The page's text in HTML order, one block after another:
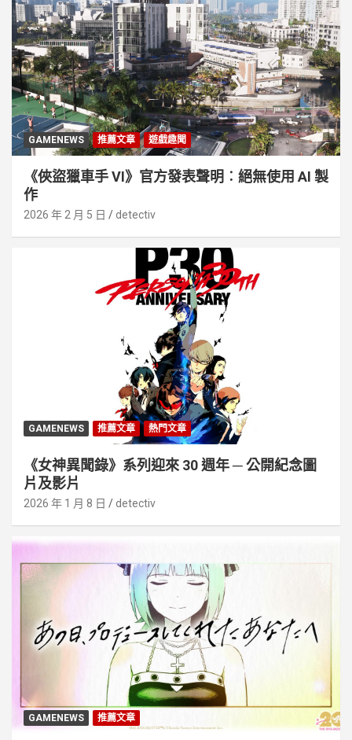
GAMENEWS 推薦文章 遊戲趣聞
《俠盜獵車手 VI》官方發表聲明︰絕無使用 AI 製
作
2026 年 2 月 5 日 detectiv
GAMENEWS 推薦文章 熱門文章
《女神異聞錄》系列迎來 30 週年 ─ 公開紀念圖
片及影片
2026 年 1 月 8 日 detectiv
GAMENEWS 推薦文章